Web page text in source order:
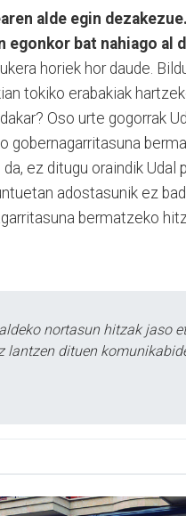
alde egin
bat nahiago al
horiek hor daude.
tokiko erabakiak
Oso urte gogorrak
gobernagarritasuna
ez ditugu oraindik Udal
adostasunik ez
bermatzeko
nortasun hitzak jaso
lantzen dituen